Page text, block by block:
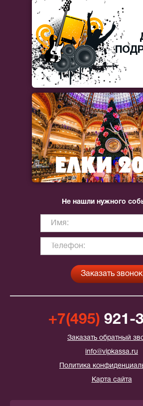
Не нашли нужного
+7(495) 921-
Заказать обратный
info@vipkassa.ru
Политика
Карта сайта